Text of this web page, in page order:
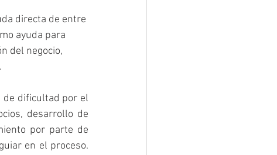
directa de entre
ayuda para
del negocio,
de dificultad por el
desarrollo de
por parte de
en el proceso.